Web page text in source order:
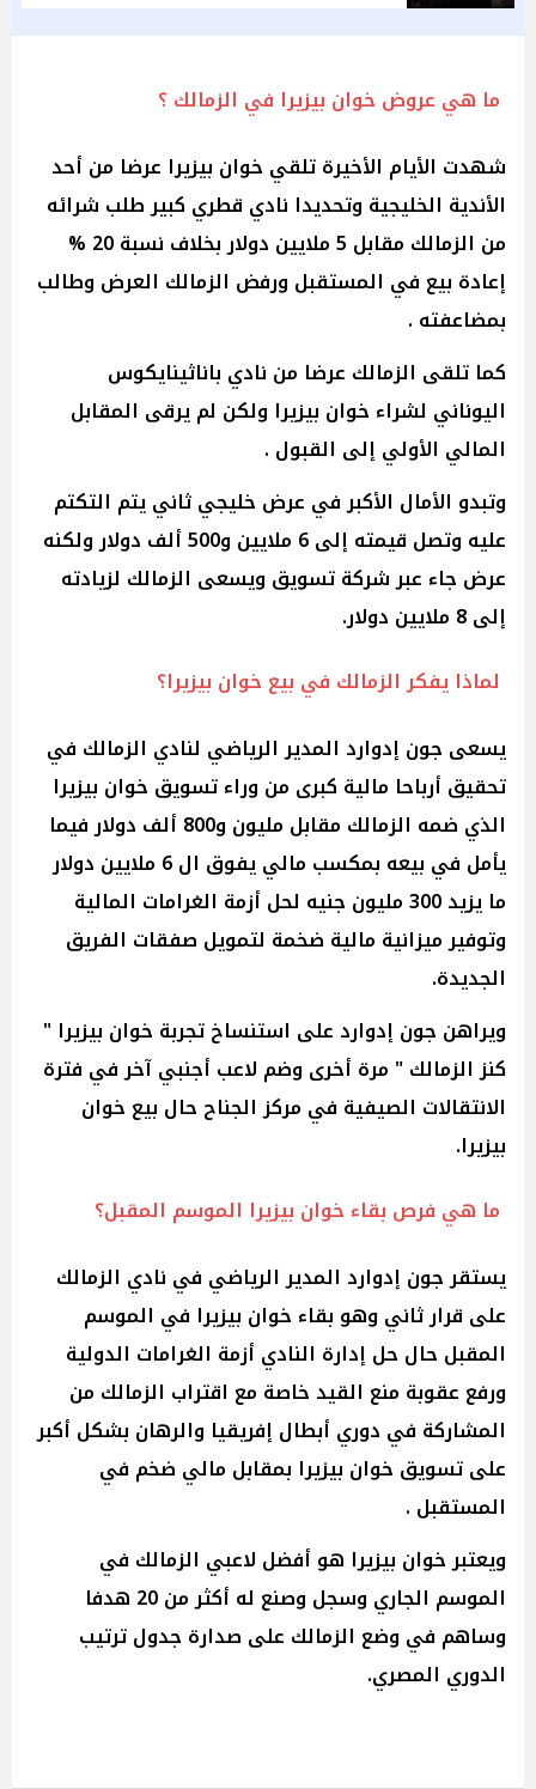
ما هي عروض خوان بيزيرا في الزمالك ؟
شهدت الأيام الأخيرة تلقي خوان بيزيرا عرضا من أحد
الأندية الخليجية وتحديدا نادي قطري كبير طلب شرائه
من الزمالك مقابل 5 ملايين دولار بخلاف نسبة 20 %
إعادة بيع في المستقبل ورفض الزمالك العرض وطالب
بمضاعفته .
كما تلقى الزمالك عرضا من نادي باناثينايكوس
اليوناني لشراء خوان بيزيرا ولكن لم يرقى المقابل
المالي الأولي إلى القبول .
وتبدو الأمال الأكبر في عرض خليجي ثاني يتم التكتم
عليه وتصل قيمته إلى 6 ملايين و500 ألف دولار ولكنه
عرض جاء عبر شركة تسويق ويسعى الزمالك لزيادته
إلى 8 ملايين دولار.
لماذا يفكر الزمالك في بيع خوان بيزيرا؟
يسعى جون إدوارد المدير الرياضي لنادي الزمالك في
تحقيق أرباحا مالية كبرى من وراء تسويق خوان بيزيرا
الذي ضمه الزمالك مقابل مليون و800 ألف دولار فيما
يأمل في بيعه بمكسب مالي يفوق ال 6 ملايين دولار
ما يزيد 300 مليون جنيه لحل أزمة الغرامات المالية
وتوفير ميزانية مالية ضخمة لتمويل صفقات الفريق
الجديدة.
ويراهن جون إدوارد على استنساخ تجربة خوان بيزيرا "
كنز الزمالك " مرة أخرى وضم لاعب أجنبي آخر في فترة
الانتقالات الصيفية في مركز الجناح حال بيع خوان
بيزيرا.
ما هي فرص بقاء خوان بيزيرا الموسم المقبل؟
يستقر جون إدوارد المدير الرياضي في نادي الزمالك
على قرار ثاني وهو بقاء خوان بيزيرا في الموسم
المقبل حال حل إدارة النادي أزمة الغرامات الدولية
ورفع عقوبة منع القيد خاصة مع اقتراب الزمالك من
المشاركة في دوري أبطال إفريقيا والرهان بشكل أكبر
على تسويق خوان بيزيرا بمقابل مالي ضخم في
المستقبل .
ويعتبر خوان بيزيرا هو أفضل لاعبي الزمالك في
الموسم الجاري وسجل وصنع له أكثر من 20 هدفا
وساهم في وضع الزمالك على صدارة جدول ترتيب
الدوري المصري.